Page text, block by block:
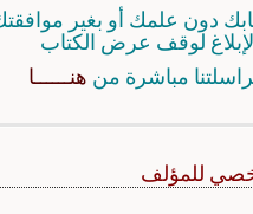
دون علمك أو بغير
لوقف عرض الكتاب
مباشرة من هنــــــا
للمؤلف